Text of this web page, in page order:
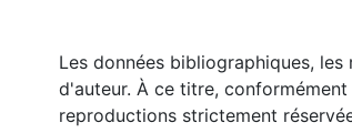
Les données bibliographiques,
d'auteur. À ce titre,
reproductions strictement